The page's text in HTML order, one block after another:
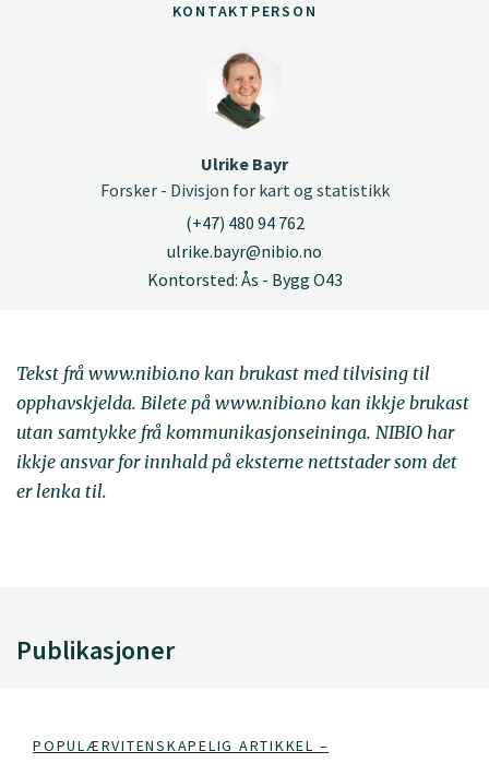
KONTAKTPERSON
Ulrike Bayr
Forsker - Divisjon for kart og statistikk
(+47) 480 94 762
ulrike.bayr@nibio.no
Kontorsted: Ås - Bygg O43
Tekst frå www.nibio.no kan brukast med tilvising til
opphavskjelda. Bilete på www.nibio.no kan ikkje brukast
utan samtykke frå kommunikasjonseininga. NIBIO har
ikkje ansvar for innhald på eksterne nettstader som det
er lenka til.
Publikasjoner
POPULÆRVITENSKAPELIG ARTIKKEL –